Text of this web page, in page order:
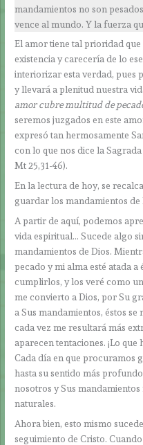
mandamientos no son
vence al mundo. Y la fuerza
El amor tiene tal prioridad
existencia y carecería de lo
interiorizar esta verdad, pues
y llevará a plenitud nuestra
amor cubre multitud de
seremos juzgados en este
expresó tan hermosamente
con lo que nos dice la
Mt 25,31-46).
En la lectura de hoy, se
guardar los mandamientos de
A partir de aquí, podemos
vida espiritual… Sucede algo
mandamientos de Dios.
pecado y mi alma esté atada
cumplirlos, y los veré como
me convierto a Dios, por Su
a Sus mandamientos, éstos
cada vez me resultará más
aparecen tentaciones. ¡Lo
Cada día en que procuramos
hasta su sentido más
nosotros y Sus
naturales.
Ahora bien, esto mismo
seguimiento de Cristo.